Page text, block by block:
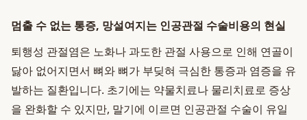
멈출 수 없는 통증, 망설여지는 인공관절 수술비용의 현실
퇴행성 관절염은 노화나 과도한 관절 사용으로 인해 연골이
닳아 없어지면서 뼈와 뼈가 부딪혀 극심한 통증과 염증을 유
발하는 질환입니다. 초기에는 약물치료나 물리치료로 증상
을 완화할 수 있지만, 말기에 이르면 인공관절 수술이 유일